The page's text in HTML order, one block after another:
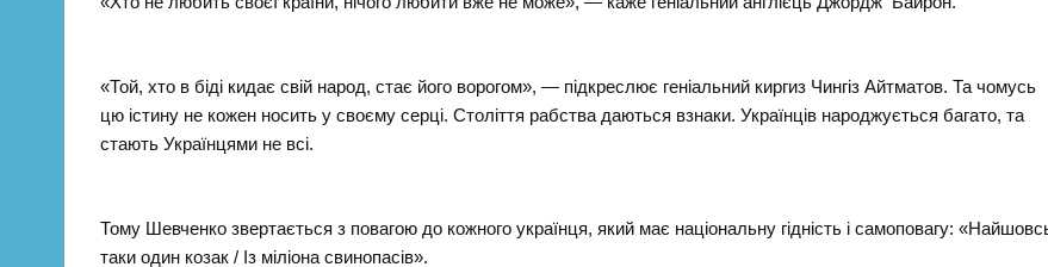
«Той, хто в біді кидає свій народ, стає його ворогом», — підкреслює геніальний киргиз Чингiз Айтматов. Та чомусь
цю істину не кожен носить у своєму серці. Століття рабства даються взнаки. Українців народжується багато, та
стають Українцями не всі.
Тому Шевченко звертається з повагою до кожного українця, який має національну гідність і самоповагу:
таки один козак / Із міліона свинопасів».